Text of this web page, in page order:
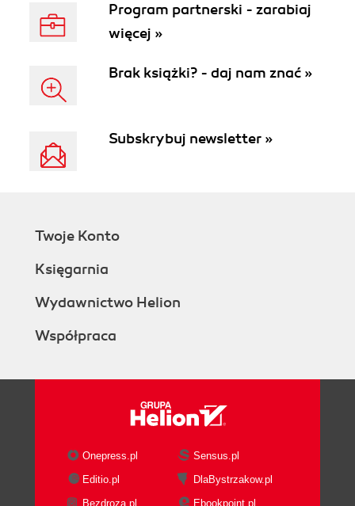
Program partnerski - zarabiaj
więcej »
Brak książki? - daj nam znać »
Subskrybuj newsletter »
Twoje Konto
Księgarnia
Wydawnictwo Helion
Współpraca
Onepress.pl
Sensus.pl
Editio.pl
DlaBystrzakow.pl
Bezdroza.pl
Ebookpoint.pl